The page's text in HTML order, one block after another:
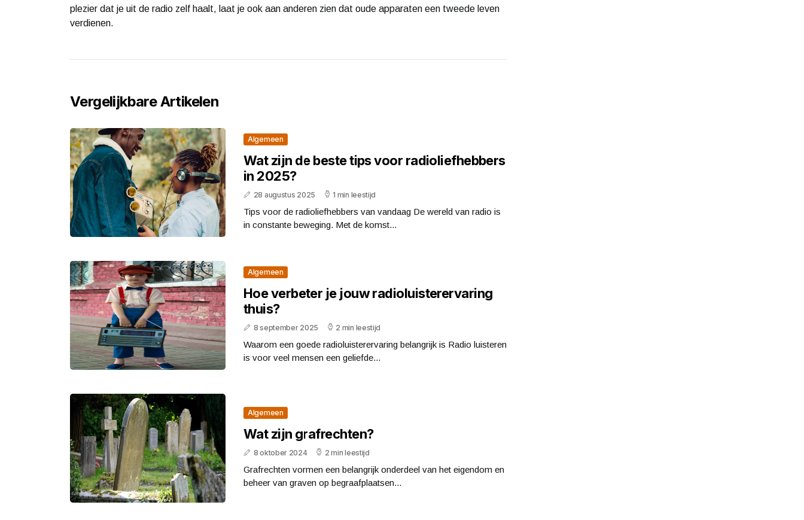
plezier dat je uit de radio zelf haalt, laat je ook aan anderen zien dat oude apparaten een tweede leven
verdienen.
Vergelijkbare Artikelen
Algemeen
Wat zijn de beste tips voor radioliefhebbers
in 2025?
28 augustus 2025 1 min leestijd
Tips voor de radioliefhebbers van vandaag De wereld van radio is
in constante beweging. Met de komst...
Algemeen
Hoe verbeter je jouw radioluisterervaring
thuis?
8 september 2025 2 min leestijd
Waarom een goede radioluisterervaring belangrijk is Radio luisteren
is voor veel mensen een geliefde...
Algemeen
Wat zijn grafrechten?
8 oktober 2024 2 min leestijd
Grafrechten vormen een belangrijk onderdeel van het eigendom en
beheer van graven op begraafplaatsen...